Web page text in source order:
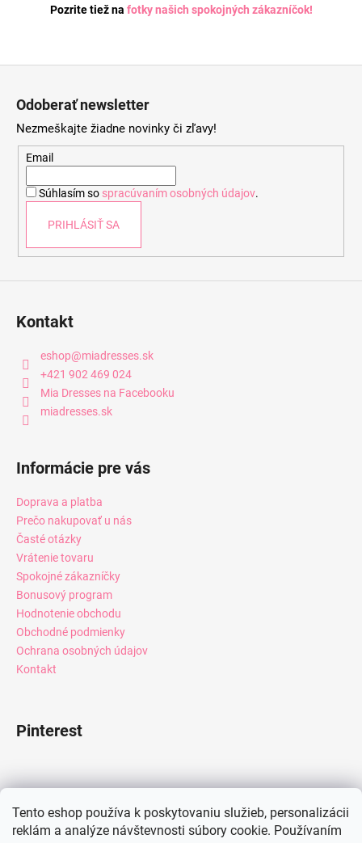
Tento eshop používa k poskytovaniu služieb, personalizácii
reklám a analýze návštevnosti súbory cookie. Používaním
Pozrite tiež na fotky našich spokojných zákazníčok!
Odoberať newsletter
Nezmeškajte žiadne novinky či zľavy!
Email
Súhlasím so spracúvaním osobných údajov.
PRIHLÁSIŤ SA
Kontakt
eshop@miadresses.sk
+421 902 469 024
Mia Dresses na Facebooku
miadresses.sk
Informácie pre vás
Doprava a platba
Prečo nakupovať u nás
Časté otázky
Vrátenie tovaru
Spokojné zákazníčky
Bonusový program
Hodnotenie obchodu
Obchodné podmienky
Ochrana osobných údajov
Kontakt
Pinterest